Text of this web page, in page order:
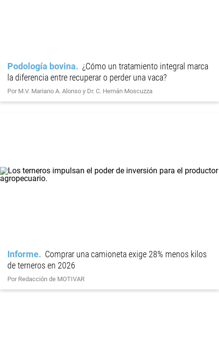
Podología bovina
¿Cómo un tratamiento integral marca
la diferencia entre recuperar o perder una vaca?
Por M.V. Mariano A. Alonso y Dr. C. Hernán Moscuzza
Informe
Comprar una camioneta exige 28% menos kilos
de terneros en 2026
Por Redacción de MOTIVAR